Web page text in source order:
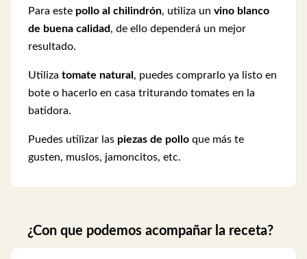
Para este pollo al chilindrón, utiliza un vino blanco
de buena calidad, de ello dependerá un mejor
resultado.
Utiliza tomate natural, puedes comprarlo ya listo en
bote o hacerlo en casa triturando tomates en la
batidora.
Puedes utilizar las piezas de pollo que más te
gusten, muslos, jamoncitos, etc.
¿Con que podemos acompañar la receta?